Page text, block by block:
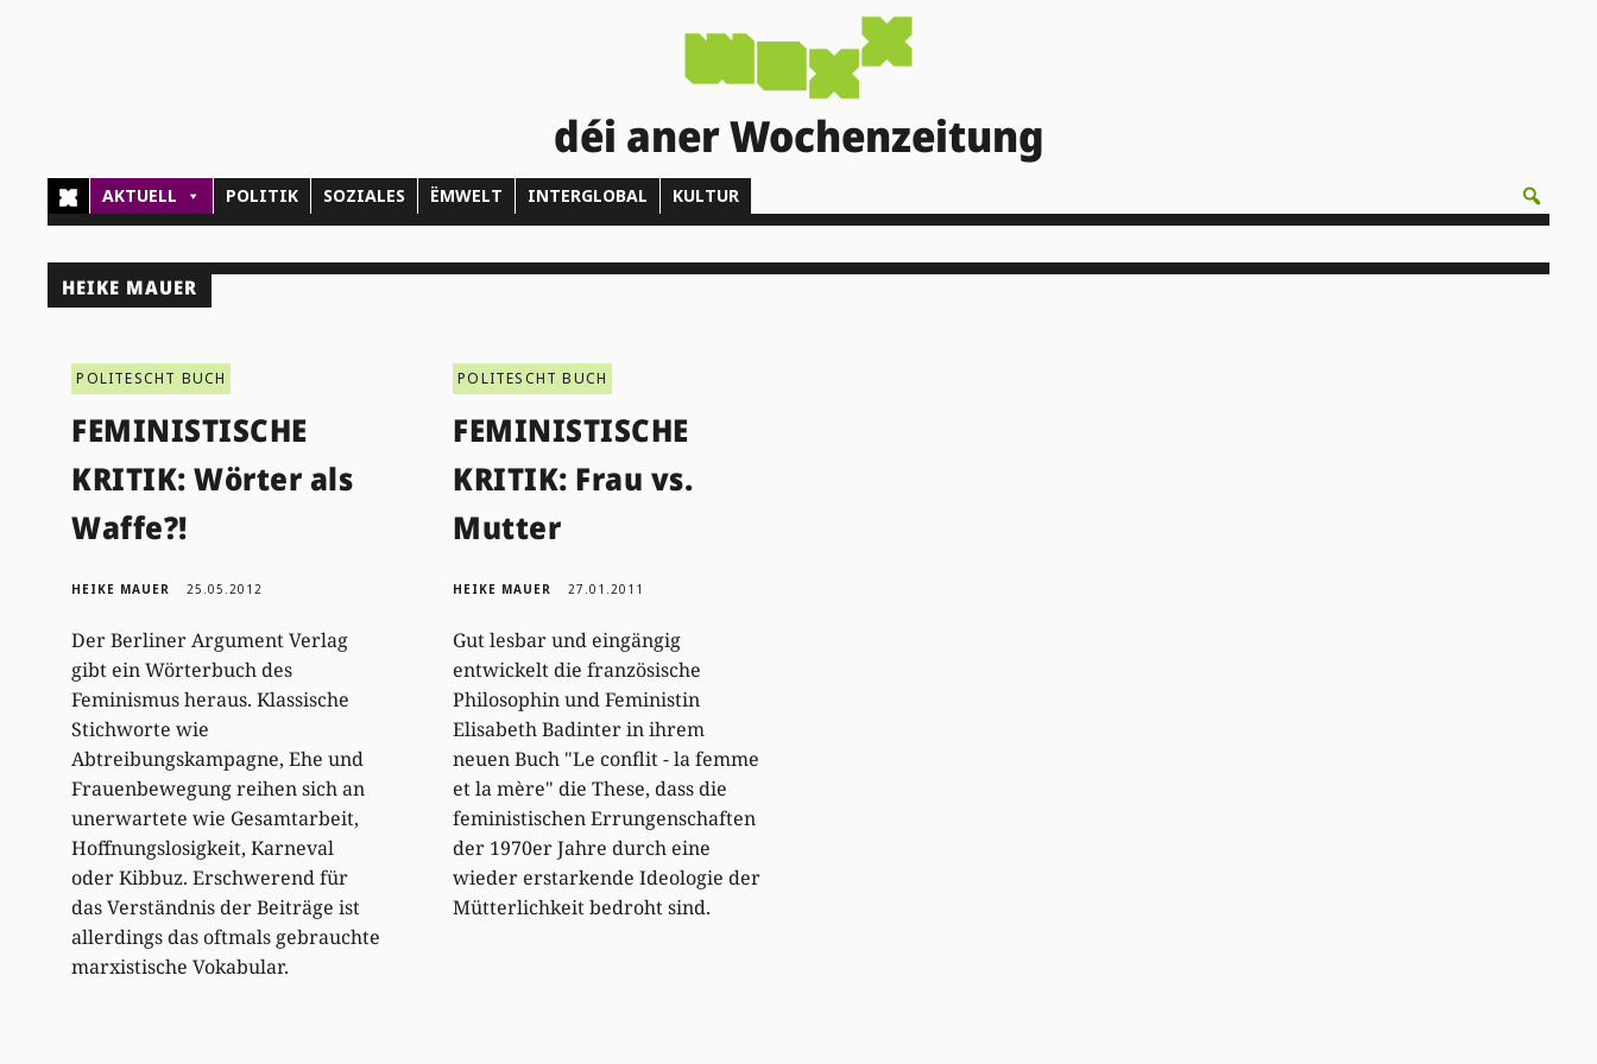
déi aner Wochenzeitung
AKTUELL POLITIK SOZIALES ËMWELT INTERGLOBAL KULTUR
HEIKE MAUER
POLITESCHT BUCH
FEMINISTISCHE
KRITIK: Wörter als
Waffe?!
HEIKE MAUER 25.05.2012
Der Berliner Argument Verlag
gibt ein Wörterbuch des
Feminismus heraus. Klassische
Stichworte wie
Abtreibungskampagne, Ehe und
Frauenbewegung reihen sich an
unerwartete wie Gesamtarbeit,
Hoffnungslosigkeit, Karneval
oder Kibbuz. Erschwerend für
das Verständnis der Beiträge ist
allerdings das oftmals gebrauchte
marxistische Vokabular.
POLITESCHT BUCH
FEMINISTISCHE
KRITIK: Frau vs.
Mutter
HEIKE MAUER 27.01.2011
Gut lesbar und eingängig
entwickelt die französische
Philosophin und Feministin
Elisabeth Badinter in ihrem
neuen Buch "Le conflit - la femme
et la mère" die These, dass die
feministischen Errungenschaften
der 1970er Jahre durch eine
wieder erstarkende Ideologie der
Mütterlichkeit bedroht sind.